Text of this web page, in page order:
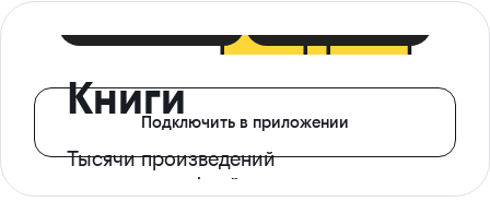
Книги
Тысячи произведений
с доступом офлайн
Подключить в приложении